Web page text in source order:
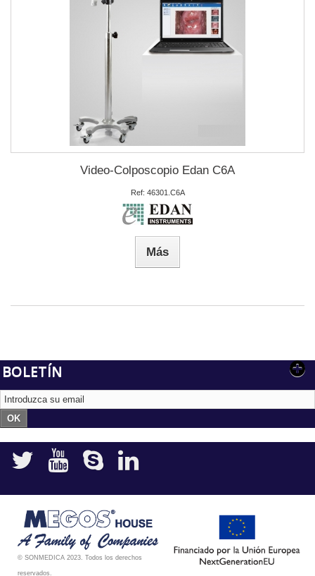
Video-Colposcopio Edan C6A
Ref: 46301.C6A
Más
BOLETÍN
OK
© SONMEDICA 2023. Todos los derechos
reservados.